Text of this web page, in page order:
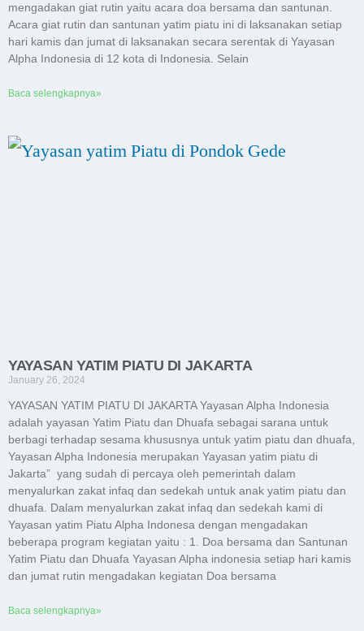
mengadakan giat rutin yaitu acara doa bersama dan santunan.
Acara giat rutin dan santunan yatim piatu ini di laksanakan setiap
hari kamis dan jumat di laksanakan secara serentak di Yayasan
Alpha Indonesia di 12 kota di Indonesia. Selain
Baca selengkapnya»
YAYASAN YATIM PIATU DI JAKARTA
January 26, 2024
YAYASAN YATIM PIATU DI JAKARTA Yayasan Alpha Indonesia
adalah yayasan Yatim Piatu dan Dhuafa sebagai sarana untuk
berbagi terhadap sesama khususnya untuk yatim piatu dan dhuafa,
Yayasan Alpha Indonesia merupakan Yayasan yatim piatu di
Jakarta” yang sudah di percaya oleh pemerintah dalam
menyalurkan zakat infaq dan sedekah untuk anak yatim piatu dan
dhuafa. Dalam menyalurkan zakat infaq dan sedekah kami di
Yayasan yatim Piatu Alpha Indonesa dengan mengadakan
beberapa program kegiatan yaitu : 1. Doa bersama dan Santunan
Yatim Piatu dan Dhuafa Yayasan Alpha indonesia setiap hari kamis
dan jumat rutin mengadakan kegiatan Doa bersama
Baca selengkapnya»